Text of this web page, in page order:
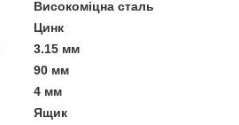
Високоміцна сталь
Цинк
3.15 мм
90 мм
4 мм
Ящик